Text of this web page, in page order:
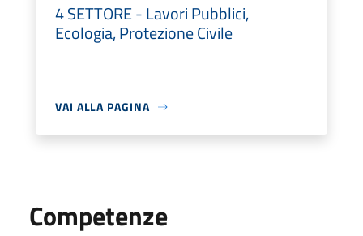
4 SETTORE - Lavori Pubblici,
Ecologia, Protezione Civile
VAI ALLA PAGINA
Competenze